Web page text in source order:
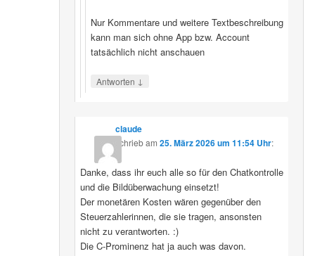
Nur Kommentare und weitere Textbeschreibung
kann man sich ohne App bzw. Account
tatsächlich nicht anschauen
Antworten ↓
claude
schriebam 25. März 2026 um 11:54 Uhr:
Danke, dass ihr euch alle so für den Chatkontrolle
und die Bildüberwachung einsetzt!
Der monetären Kosten wären gegenüber den
Steuerzahlerinnen, die sie tragen, ansonsten
nicht zu verantworten. :)
Die C-Prominenz hat ja auch was davon.